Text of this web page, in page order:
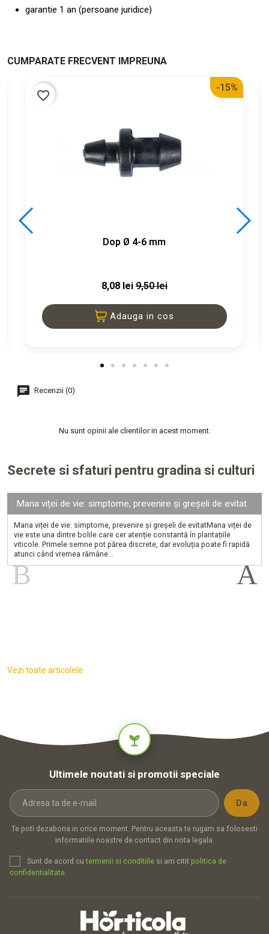
garantie 1 an (persoane juridice)
CUMPARATE FRECVENT IMPREUNA
Dop Ø 4-6 mm
8,08 lei 9,50 lei
-15%
Adauga in cos
favorite_border
Recenzii (0)
Nu sunt opinii ale clientilor in acest moment.
Secrete si sfaturi pentru gradina si culturi
Mana viței de vie: simptome, prevenire și greșeli de evitat
Mana viței de vie: simptome, prevenire și greșeli de evitatMana viței de
vie este una dintre bolile care cer atenție constantă în plantațiile
viticole. Primele semne pot părea discrete, dar evoluția poate fi rapidă
atunci când vremea rămâne...
Vezi toate articolele
Ultimele noutati si promotii speciale
Te poti dezabona in orice moment. Pentru aceasta te rugam sa folosesti
informatiile noastre de contact din nota legala.
Sunt de acord cutermenii si conditiile si am citit politica de
confidentialitate.